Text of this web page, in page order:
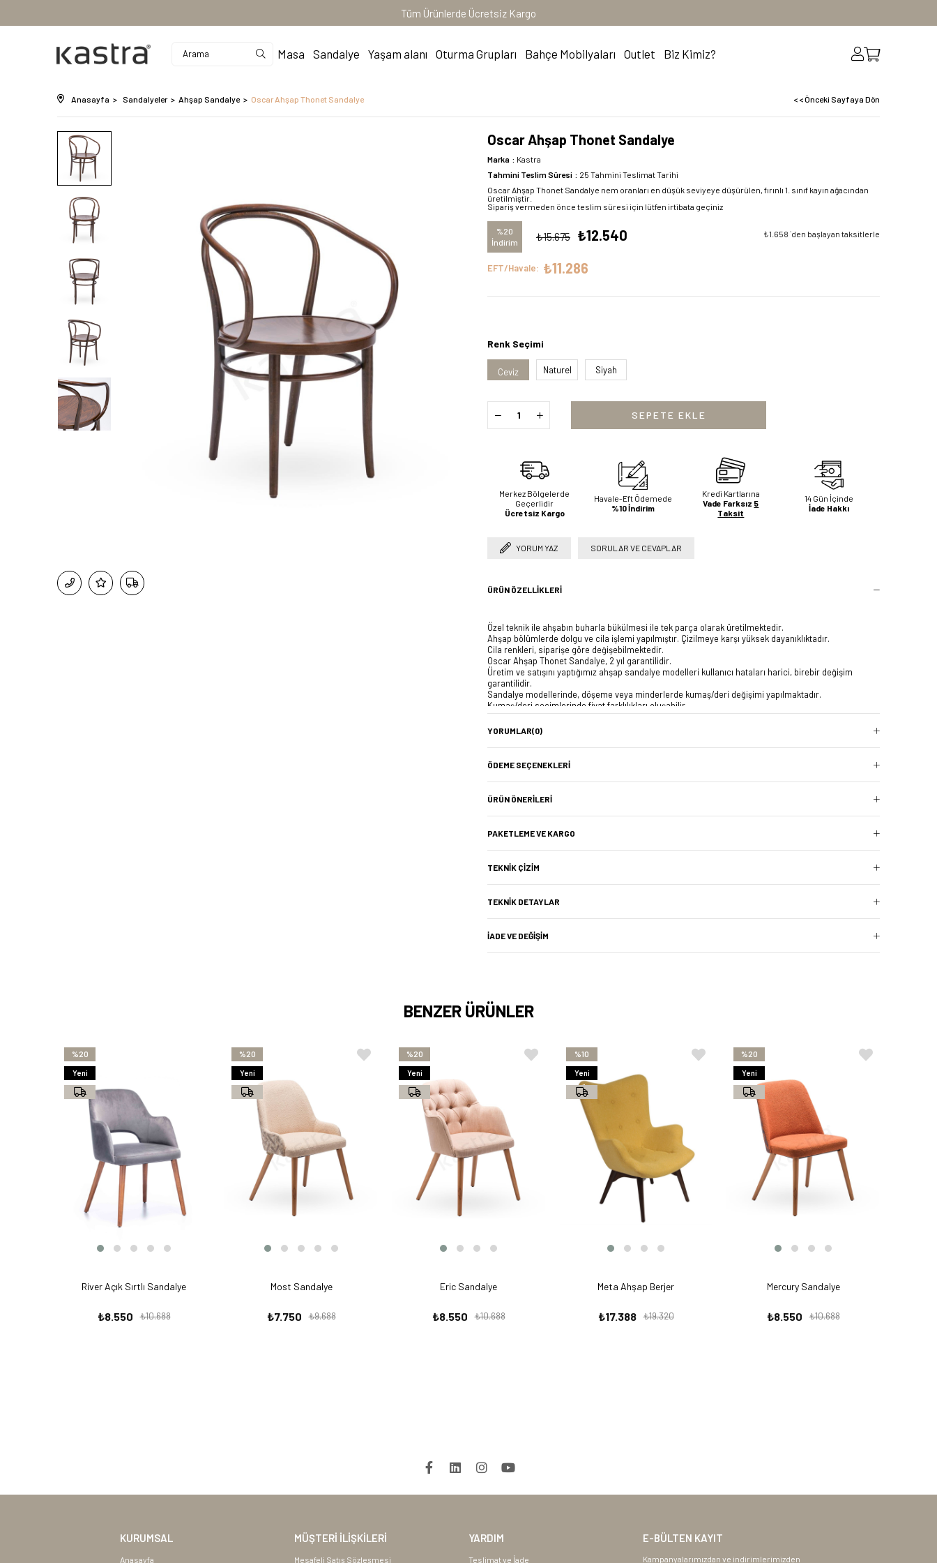
Tüm Ürünlerde Ücretsiz Kargo
Masa Sandalye Yaşam alanı Oturma Grupları Bahçe Mobilyaları Outlet Biz Kimiz?
Anasayfa Sandalyeler Ahşap Sandalye Oscar Ahşap Thonet Sandalye < < Önceki Sayfaya Dön
Oscar Ahşap Thonet Sandalye
Marka : Kastra
Tahmini Teslim Süresi : 25 Tahmini Teslimat Tarihi
Oscar Ahşap Thonet Sandalye nem oranları en düşük seviyeye düşürülen, fırınlı 1. sınıf kayın ağacından
üretilmiştir.
Sipariş vermeden önce teslim süresi için lütfen irtibata geçiniz
%20
İndirim
₺15.675 ₺12.540 ₺1.658 `den başlayan taksitlerle
EFT/Havale: ₺11.286
Renk Seçimi
Ceviz Naturel Siyah
Merkez Bölgelerde
Geçerlidir
Ücretsiz Kargo
Havale-Eft Ödemede
%10 İndirim
Kredi Kartlarına
Vade Farksız 5
Taksit
14 Gün İçinde
İade Hakkı
YORUM YAZ SORULAR VE CEVAPLAR
ÜRÜN ÖZELLIKLERI
Özel teknik ile ahşabın buharla bükülmesi ile tek parça olarak üretilmektedir.
Ahşap bölümlerde dolgu ve cila işlemi yapılmıştır. Çizilmeye karşı yüksek dayanıklıktadır.
Cila renkleri, siparişe göre değişebilmektedir.
Oscar Ahşap Thonet Sandalye, 2 yıl garantilidir.
Üretim ve satışını yaptığımız ahşap sandalye modelleri kullanıcı hataları harici, birebir değişim
garantilidir.
Sandalye modellerinde, döşeme veya minderlerde kumaş/deri değişimi yapılmaktadır.
Kumaş/deri seçimlerinde fiyat farklılıkları oluşabilir.
Oscar Ahşap Thonet Sandalye: 58x53x77
YORUMLAR(0)
ÖDEME SEÇENEKLERI
ÜRÜN ÖNERILERI
PAKETLEME VE KARGO
TEKNIK ÇIZIM
TEKNIK DETAYLAR
İADE VE DEĞIŞIM
BENZER ÜRÜNLER
River Açık Sırtlı Sandalye
₺8.550 ₺10.688
%20
Yeni
Ürün
Most Sandalye
₺7.750 ₺9.688
%20
Yeni
Ürün
Eric Sandalye
₺8.550 ₺10.688
%20
Yeni
Ürün
Meta Ahşap Berjer
₺17.388 ₺19.320
%10
Yeni
Ürün
Mercury Sandalye
₺8.550 ₺10.688
%20
Yeni
Ürün
KURUMSAL
Anasayfa
MÜŞTERİ İLİŞKİLERİ
Mesafeli Satış Sözleşmesi
YARDIM
Teslimat ve İade
E-BÜLTEN KAYIT
Kampanyalarımızdan ve indirimlerimizden